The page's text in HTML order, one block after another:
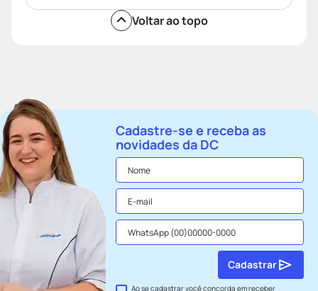
Voltar ao topo
Cadastre-se e receba as
novidades da DC
Ao se cadastrar você concorda em receber
Cadastrar